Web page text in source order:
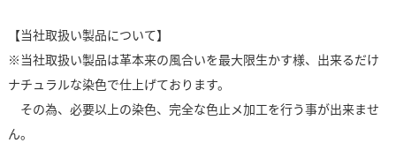
【当社取扱い製品について】
※当社取扱い製品は革本来の風合いを最大限生かす様、出来るだけ
ナチュラルな染色で仕上げております。
その為、必要以上の染色、完全な色止メ加工を行う事が出来ませ
ん。